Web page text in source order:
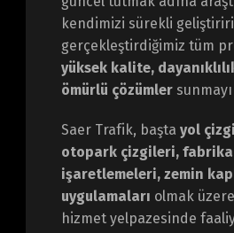
kendimizi sürekli
gerçekleştirdiğimiz tüm
yüksek kalite,
ömürlü çözümler
Saer Trafik, başta yol
otopark çizgileri, fabrika
işaretlemeleri, zemin
uygulamaları olmak
hizmet yelpazesinde